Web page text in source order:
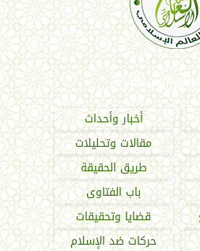
الإسلامي
أخبار وأحداث
مقالات وتحليلات
طريق الحقيقة
باب الفتاوى
قضايا وتحقيقات
حركات ضد الإسلام